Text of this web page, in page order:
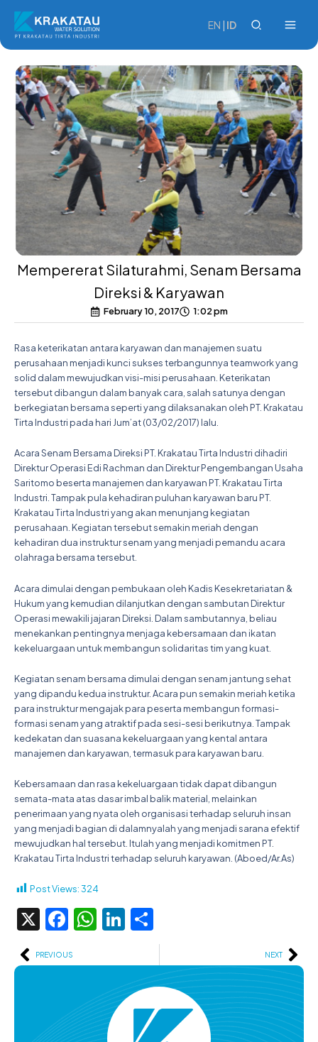
content
EN ID
Mempererat Silaturahmi, Senam Bersama
Direksi & Karyawan
February 10, 2017 1:02 pm
Rasa keterikatan antara karyawan dan manajemen suatu
perusahaan menjadi kunci sukses terbangunnya teamwork yang
solid dalam mewujudkan visi-misi perusahaan. Keterikatan
tersebut dibangun dalam banyak cara, salah satunya dengan
berkegiatan bersama seperti yang dilaksanakan oleh PT. Krakatau
Tirta Industri pada hari Jum’at (03/02/2017) lalu.
Acara Senam Bersama Direksi PT. Krakatau Tirta Industri dihadiri
Direktur Operasi Edi Rachman dan Direktur Pengembangan Usaha
Saritomo beserta manajemen dan karyawan PT. Krakatau Tirta
Industri. Tampak pula kehadiran puluhan karyawan baru PT.
Krakatau Tirta Industri yang akan menunjang kegiatan
perusahaan. Kegiatan tersebut semakin meriah dengan
kehadiran dua instruktur senam yang menjadi pemandu acara
olahraga bersama tersebut.
Acara dimulai dengan pembukaan oleh Kadis Kesekretariatan &
Hukum yang kemudian dilanjutkan dengan sambutan Direktur
Operasi mewakili jajaran Direksi. Dalam sambutannya, beliau
menekankan pentingnya menjaga kebersamaan dan ikatan
kekeluargaan untuk membangun solidaritas tim yang kuat.
Kegiatan senam bersama dimulai dengan senam jantung sehat
yang dipandu kedua instruktur. Acara pun semakin meriah ketika
para instruktur mengajak para peserta membangun formasi-
formasi senam yang atraktif pada sesi-sesi berikutnya. Tampak
kedekatan dan suasana kekeluargaan yang kental antara
manajemen dan karyawan, termasuk para karyawan baru.
Kebersamaan dan rasa kekeluargaan tidak dapat dibangun
semata-mata atas dasar imbal balik material, melainkan
penerimaan yang nyata oleh organisasi terhadap seluruh insan
yang menjadi bagian di dalamnyalah yang menjadi sarana efektif
mewujudkan hal tersebut. Itulah yang menjadi komitmen PT.
Krakatau Tirta Industri terhadap seluruh karyawan. (Aboed/Ar.As)
Post Views:324
X Facebook
WhatsApp
LinkedIn
Prev
PREVIOUS NEXT